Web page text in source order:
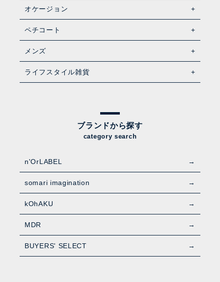
オケージョン
ペチコート
メンズ
ライフスタイル雑貨
ブランドから探す
category search
n'OrLABEL
somari imagination
kOhAKU
MDR
BUYERS' SELECT